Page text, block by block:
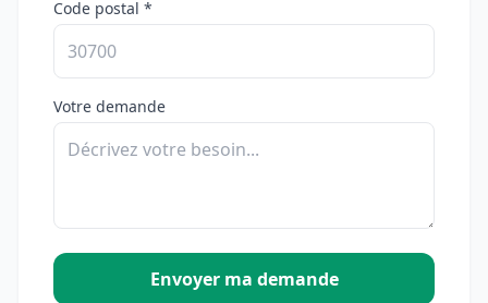
Code postal *
Votre demande
Envoyer ma demande